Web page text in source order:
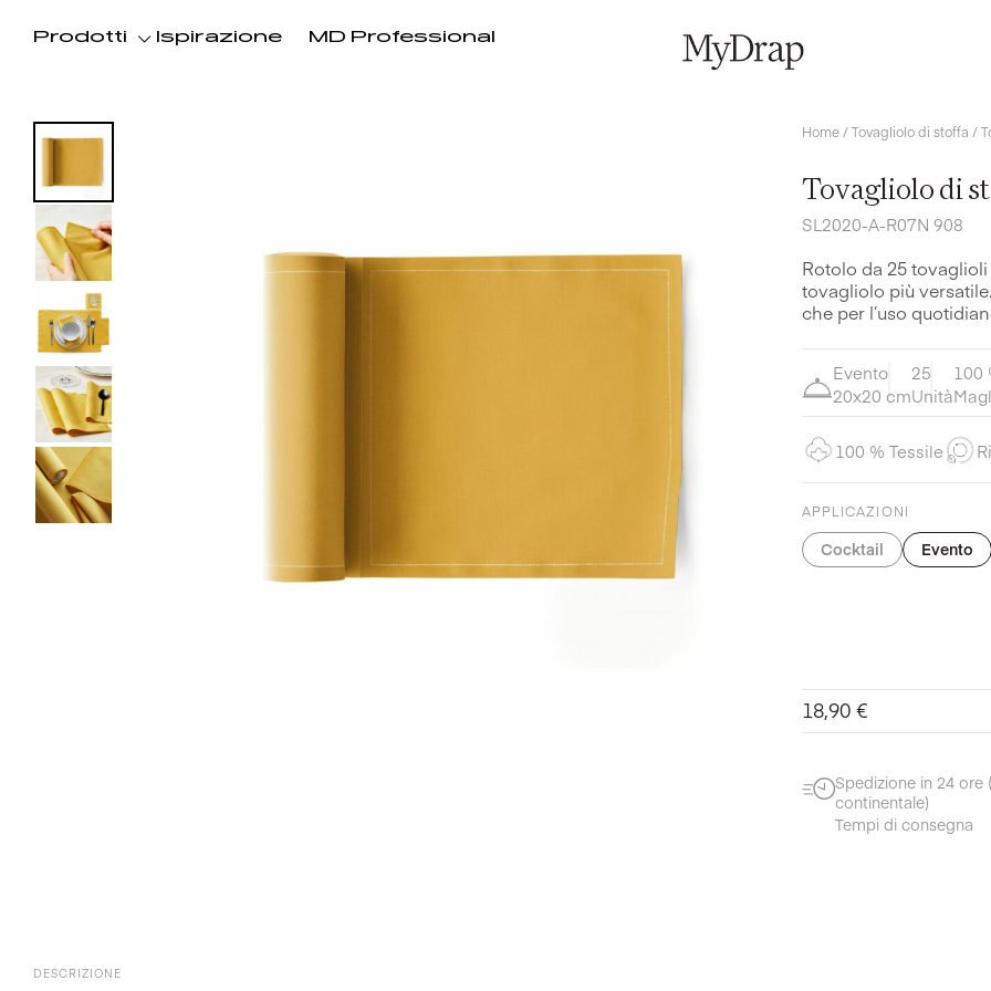
Prodotti Ispirazione MD Professional
Home/Tovagliolo di stoffa /
Tovagliolo di
SL2020-A-R07N 908
Rotolo da 25
tovagliolo più
che per l’uso
Evento
20x20 cm
25
Unità
100
100 % Tessile
APPLICAZIONI
Cocktail Evento
18,90 €
Spedizione in 24 ore
continentale)
Tempi di consegna
DESCRIZIONE